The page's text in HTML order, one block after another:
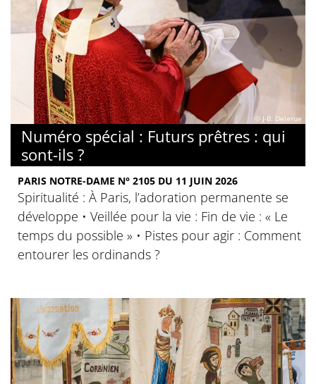
© J-B. Delerue
Numéro spécial : Futurs prêtres : qui
sont-ils ?
PARIS NOTRE-DAME N° 2105 DU 11 JUIN 2026
Spiritualité : À Paris, l’adoration permanente se
développe • Veillée pour la vie : Fin de vie : « Le
temps du possible » • Pistes pour agir : Comment
entourer les ordinands ?